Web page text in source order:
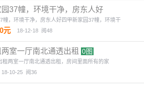
园37幢，环境干净，房东人好
幢，环境干净，房东人好四甲新家园37幢，环境干
元 18-12-18 阅48
室一厅南北通透出租 0图
租两室一厅南北通透出租，房间里面所有的家
18-10-25 阅36